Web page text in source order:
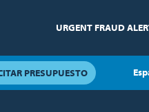
URGENT FRAUD
PRESUPUESTO